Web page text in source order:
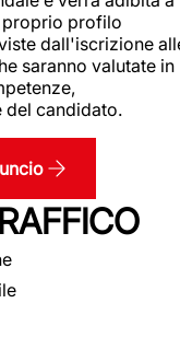
proprio profilo
dall'iscrizione
saranno valutate in
del candidato.